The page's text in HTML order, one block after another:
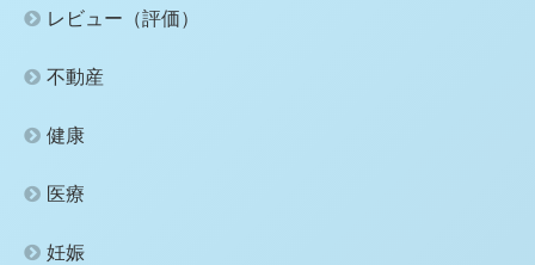
レビュー（評価）
不動産
健康
医療
妊娠